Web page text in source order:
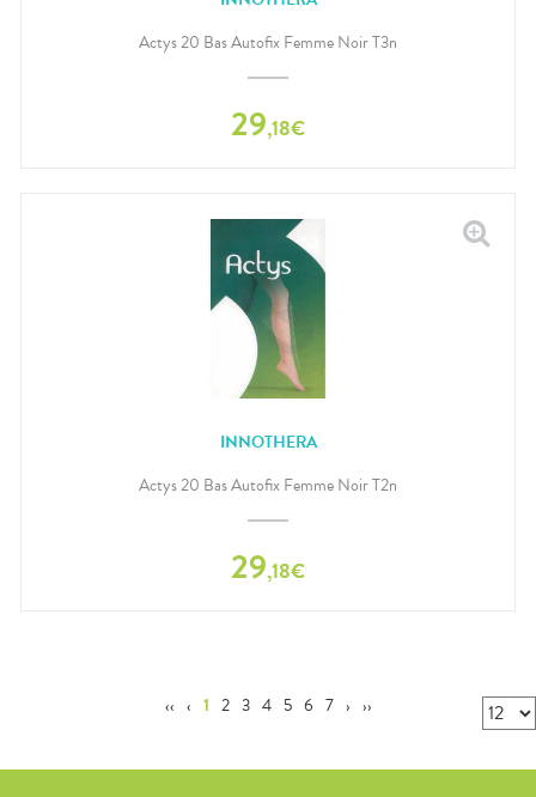
Actys 20 Bas Autofix Femme Noir T3n
29,18€
INNOTHERA
Actys 20 Bas Autofix Femme Noir T2n
29,18€
‹‹ ‹ 1 2 3 4 5 6 7 › ››